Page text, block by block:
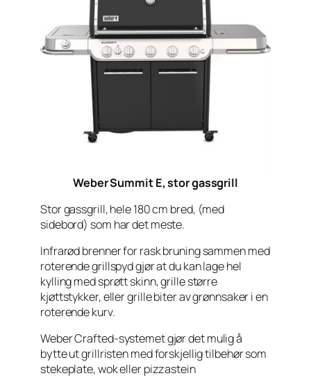
Weber Summit E, stor gassgrill
Stor gassgrill, hele 180 cm bred, (med
sidebord) som har det meste.
Infrarød brenner for rask bruning sammen med
roterende grillspyd gjør at du kan lage hel
kylling med sprøtt skinn, grille større
kjøttstykker, eller grille biter av grønnsaker i en
roterende kurv.
Weber Crafted-systemet gjør det mulig å
bytte ut grillristen med forskjellig tilbehør som
stekeplate, wok eller pizzastein